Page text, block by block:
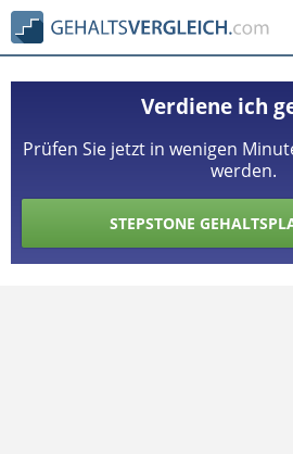
Verdiene ich
Prüfen Sie jetzt in wenigen
werden.
STEPSTONE